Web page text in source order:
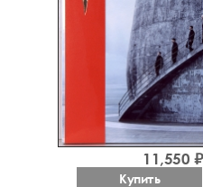
11,550 ₽
Купить